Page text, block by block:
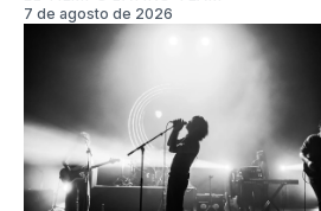
7 de agosto de 2026